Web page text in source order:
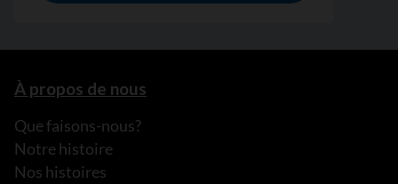
À propos de nous
Que faisons-nous?
Notre histoire
Nos histoires